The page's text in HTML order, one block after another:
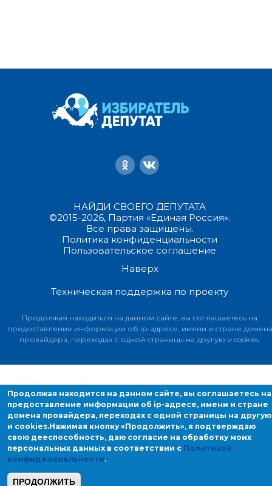
НАЙДИ СВОЕГО ДЕПУТАТА
©2015-2026, Партия «Единая Россия».
Все права защищены.
Политика конфиденциальности
Пользовательское соглашение
Наверх
Техническая поддержка по проекту
Продолжая находиться на данном сайте, вы соглашаетесь на
предоставление информации об ip-адресе, имени и стране домена
провайдера, переходах с одной страницы на другую и cookies.
Продолжая находится на данном сайте, вы соглашаетесь на
предоставление информации об ip-адресе, имени и стране
домена провайдера, переходах с одной страницы на другую
и cookies.Нажимая кнопку «Продолжить», я подтверждаю
свою дееспособность, даю согласие на обработку моих
персональных данных в соответствии с Политикой
конфиденциальности.
ПРОДОЛЖИТЬ